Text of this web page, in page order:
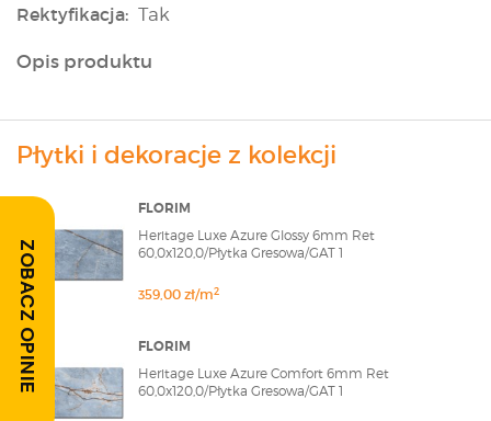
Rektyfikacja: Tak
Opis produktu
Płytki i dekoracje z kolekcji
FLORIM
Heritage Luxe Azure Glossy 6mm Ret
60,0x120,0/Płytka Gresowa/GAT 1
359,00 zł/m2
FLORIM
Heritage Luxe Azure Comfort 6mm Ret
60,0x120,0/Płytka Gresowa/GAT 1
ZOBACZ OPINIE